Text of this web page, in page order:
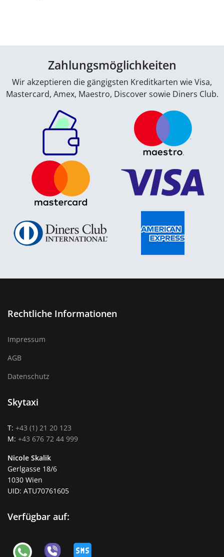
Zahlungsmöglichkeiten
Wir akzeptieren die gängigsten Kreditkarten wie Visa,
Mastercard, Amex, Maestro, Discover sowie Diners Club.
Rechtliche Informationen
Impressum
AGB
Datenschutz
Skytaxi
T: +43 (1) 21 20 123
M: +43 676 72 44 999
Nicole Skalik
Gerlgasse 18/6
1030 Wien
UID: ATU70761605
Verfügbar auf: